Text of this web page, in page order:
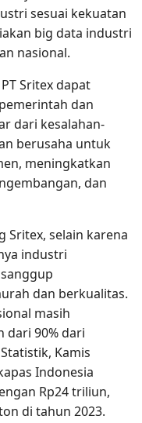
sesuai kekuatan
big data industri
nasional.
Sritex dapat
dan
dari kesalahan-
berusaha untuk
meningkatkan
dan
Sritex, selain karena
industri
dan berkualitas.
masih
dari 90% dari
Kamis
Indonesia
Rp24 triliun,
di tahun 2023.